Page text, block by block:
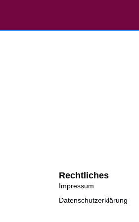
Rechtliches
Impressum
Datenschutzerklärung